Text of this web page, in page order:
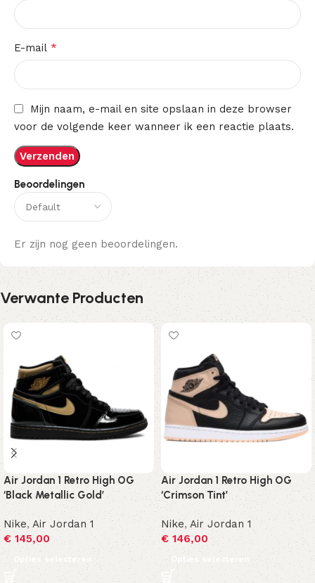
Beoordelingen
Er zijn nog geen beoordelingen.
E-mail *
Mijn naam, e-mail en site opslaan in deze browser
voor de volgende keer wanneer ik een reactie plaats.
Verwante Producten
Air Jordan 1 Retro High OG
‘Black Metallic Gold’
Nike,Air Jordan 1
€145,00
Opties selecteren
Air Jordan 1 Retro High OG
‘Crimson Tint’
Nike, Air Jordan 1
€ 146,00
Opties selecteren